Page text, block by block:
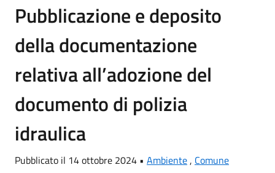
Pubblicazione e deposito
della documentazione
relativa all’adozione del
documento di polizia
idraulica
Pubblicato il 14 ottobre 2024 • Ambiente, Comune